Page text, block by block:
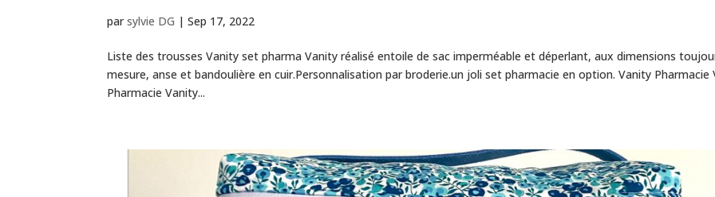
parsylvie DG |Sep 17, 2022
Liste des trousses Vanity set pharma Vanity réalisé entoile de sac imperméable et déperlant, aux dimensions
mesure, anse et bandoulière en cuir.Personnalisation par broderie.un joli set pharmacie en option. Vanity Pharmacie
Pharmacie Vanity...